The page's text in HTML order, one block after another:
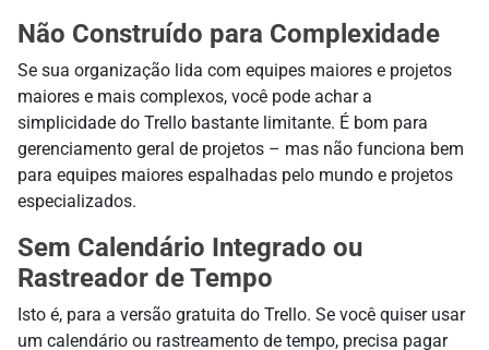
Não Construído para Complexidade
Se sua organização lida com equipes maiores e projetos
maiores e mais complexos, você pode achar a
simplicidade do Trello bastante limitante. É bom para
gerenciamento geral de projetos – mas não funciona bem
para equipes maiores espalhadas pelo mundo e projetos
especializados.
Sem Calendário Integrado ou
Rastreador de Tempo
Isto é, para a versão gratuita do Trello. Se você quiser usar
um calendário ou rastreamento de tempo, precisa pagar